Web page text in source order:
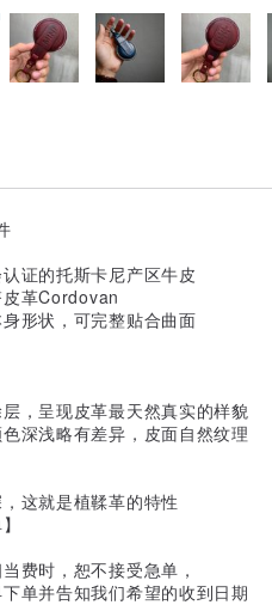
证的托斯卡尼产区牛皮
革Cordovan
形状，可完整贴合曲面
，呈现皮革最天然真实的样貌
深浅略有差异，皮面自然纹理
这就是植鞣革的特性
费时，恕不接受急单，
单并告知我们希望的收到日期